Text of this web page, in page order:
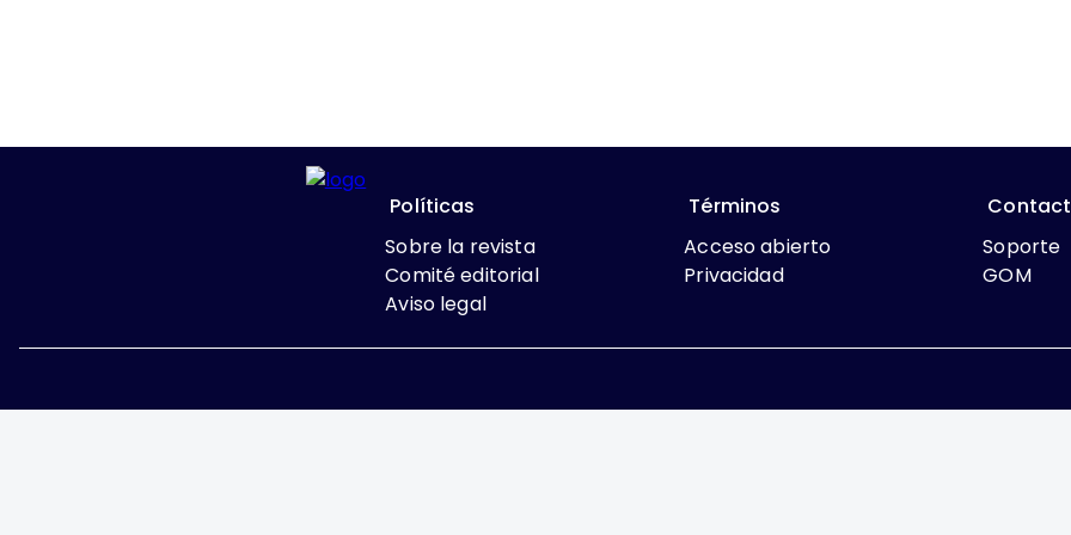
Políticas
Sobre la revista
Comité editorial
Aviso legal
Términos
Acceso abierto
Privacidad
Soporte
GOM